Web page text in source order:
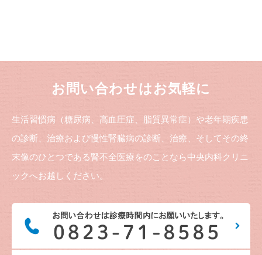
お問い合わせはお気軽に
生活習慣病（糖尿病、高血圧症、脂質異常症）や老年期疾患
の診断、治療および慢性腎臓病の診断、治療、そしてその終
末像のひとつである腎不全医療をのことなら中央内科クリニ
ックへお越しください。